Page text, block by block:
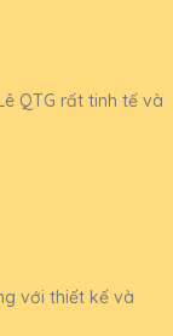
QTG rất tinh tế và
với thiết kế và